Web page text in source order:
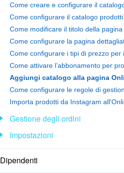
Come creare e configurare il
Come configurare il catalogo
Aggiungi catalogo alla pagina
Importa prodotti da Instagram
Gestione degli ordini
Impostazioni
Dipendenti